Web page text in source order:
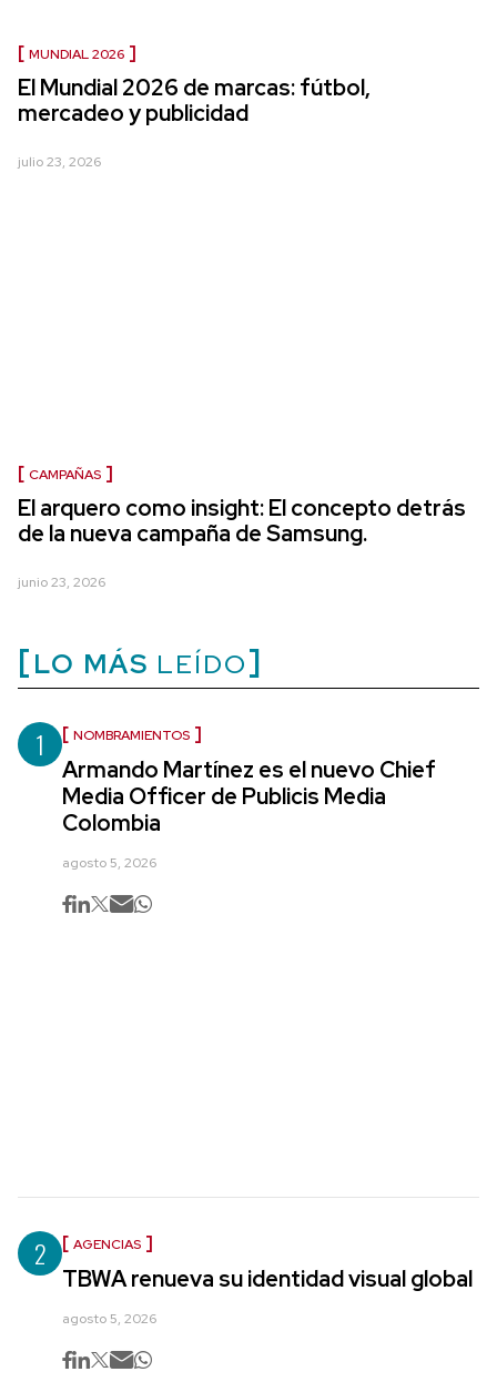
MUNDIAL 2026
El Mundial 2026 de marcas: fútbol,
mercadeo y publicidad
julio 23, 2026
CAMPAÑAS
El arquero como insight: El concepto detrás
de la nueva campaña de Samsung.
junio 23, 2026
LO MÁS LEÍDO
1 NOMBRAMIENTOS
Armando Martínez es el nuevo Chief
Media Officer de Publicis Media
Colombia
agosto 5, 2026
2 AGENCIAS
TBWA renueva su identidad visual global
agosto 5, 2026